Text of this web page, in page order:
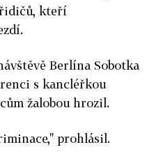
kteří
Berlína Sobotka
s kancléřkou
žalobou hrozil.
prohlásil.